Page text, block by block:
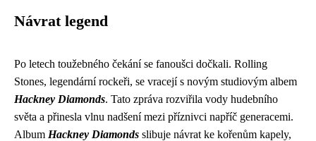
Návrat legend
Po letech toužebného čekání se fanoušci dočkali. Rolling
Stones, legendární rockeři, se vracejí s novým studiovým albem
Hackney Diamonds. Tato zpráva rozviřila vody hudebního
světa a přinesla vlnu nadšení mezi příznivci napříč generacemi.
Album Hackney Diamonds slibuje návrat ke kořenům kapely,